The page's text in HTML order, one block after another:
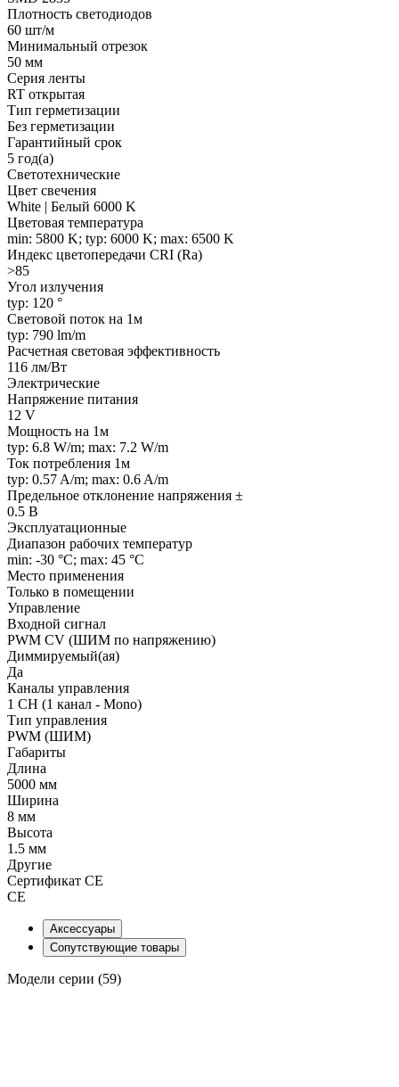
Плотность светодиодов
60 шт/м
Минимальный отрезок
50 мм
Серия ленты
RT открытая
Тип герметизации
Без герметизации
Гарантийный срок
5 год(а)
Светотехнические
Цвет свечения
White | Белый 6000 K
Цветовая температура
min: 5800 K; typ: 6000 K; max: 6500 K
Индекс цветопередачи CRI (Ra)
>85
Угол излучения
typ: 120 °
Световой поток на 1м
typ: 790 lm/m
Расчетная световая эффективность
116 лм/Вт
Электрические
Напряжение питания
12 V
Мощность на 1м
typ: 6.8 W/m; max: 7.2 W/m
Ток потребления 1м
typ: 0.57 A/m; max: 0.6 A/m
Предельное отклонение напряжения ±
0.5 В
Эксплуатационные
Диапазон рабочих температур
min: -30 °C; max: 45 °C
Место применения
Только в помещении
Управление
Входной сигнал
PWM СV (ШИМ по напряжению)
Диммируемый(ая)
Да
Каналы управления
1 CH (1 канал - Mono)
Тип управления
PWM (ШИМ)
Габариты
Длина
5000 мм
Ширина
8 мм
Высота
1.5 мм
Другие
Сертификат CE
CE
Аксессуары
Сопутствующие товары
Модели серии (59)